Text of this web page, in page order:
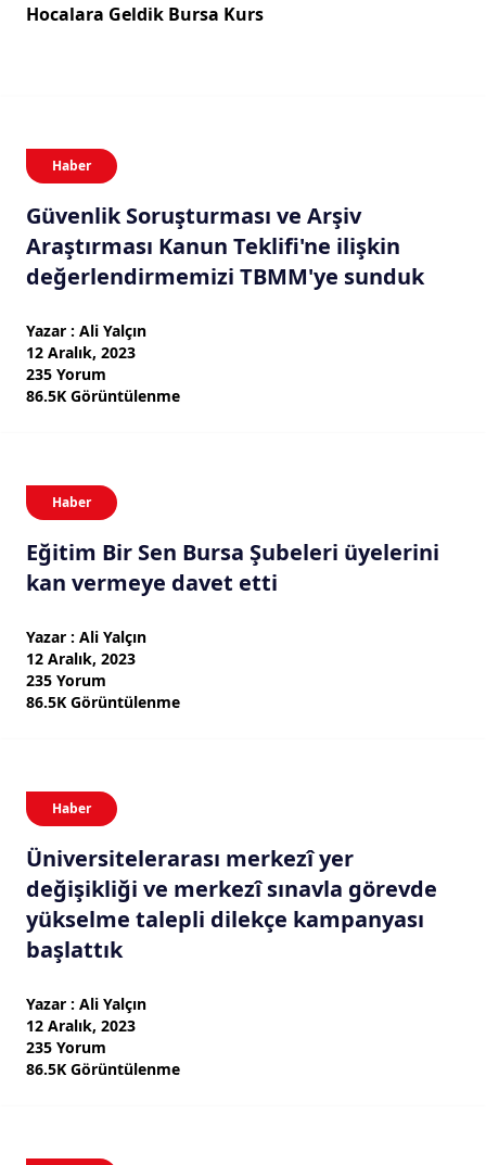
Hocalara Geldik Bursa Kurs
Haber
Güvenlik Soruşturması ve Arşiv
Araştırması Kanun Teklifi'ne ilişkin
değerlendirmemizi TBMM'ye sunduk
Yazar : Ali Yalçın
12 Aralık, 2023
235 Yorum
86.5K Görüntülenme
Haber
Eğitim Bir Sen Bursa Şubeleri üyelerini
kan vermeye davet etti
Yazar : Ali Yalçın
12 Aralık, 2023
235 Yorum
86.5K Görüntülenme
Haber
Üniversitelerarası merkezî yer
değişikliği ve merkezî sınavla görevde
yükselme talepli dilekçe kampanyası
başlattık
Yazar : Ali Yalçın
12 Aralık, 2023
235 Yorum
86.5K Görüntülenme